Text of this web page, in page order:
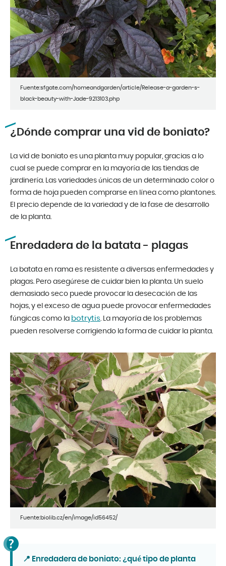
Fuente:sfgate.com/homeandgarden/article/Release-a-garden-s-
black-beauty-with-Jade-9213103.php
¿Dónde comprar una vid de boniato?
La vid de boniato es una planta muy popular, gracias a lo
cual se puede comprar en la mayoría de las tiendas de
jardinería. Las variedades únicas de un determinado color o
forma de hoja pueden comprarse en línea como plantones.
El precio depende de la variedad y de la fase de desarrollo
de la planta.
Enredadera de la batata - plagas
La batata en rama es resistente a diversas enfermedades y
plagas. Pero asegúrese de cuidar bien la planta. Un suelo
demasiado seco puede provocar la desecación de las
hojas, y el exceso de agua puede provocar enfermedades
fúngicas como la botrytis. La mayoría de los problemas
pueden resolverse corrigiendo la forma de cuidar la planta.
Fuente:biolib.cz/en/image/id56452/
📍 Enredadera de boniato: ¿qué tipo de planta